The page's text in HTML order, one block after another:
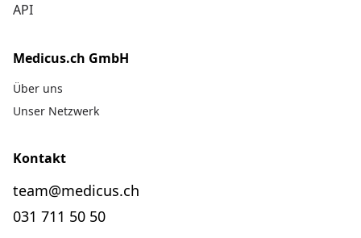
API
Medicus.ch GmbH
Über uns
Unser Netzwerk
Kontakt
team@medicus.ch
031 711 50 50